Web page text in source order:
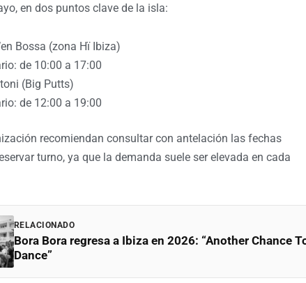
en dos puntos clave de la isla:
Bossa (zona Hï Ibiza)
de 10:00 a 17:00
(Big Putts)
de 12:00 a 19:00
recomiendan consultar con antelación las fechas
turno, ya que la demanda suele ser elevada en cada
RELACIONADO
Bora Bora regresa a Ibiza en 2026: “Another Chance
Dance”